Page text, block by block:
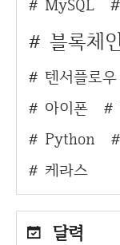
MySQL
블록체인
텐서플로우
아이폰
Python
케라스
달력